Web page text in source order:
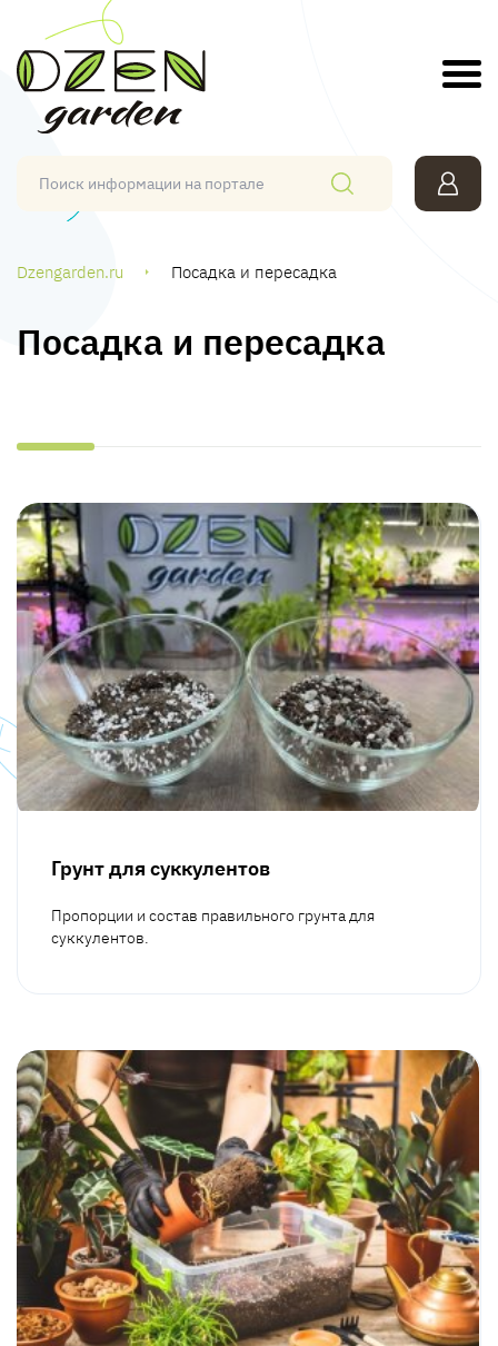
Dzengarden.ru Посадка и пересадка
Посадка и пересадка
Грунт для суккулентов
Пропорции и состав правильного грунта для
суккулентов.